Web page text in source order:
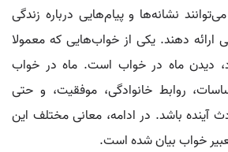
نشانه‌ها و پیام‌هایی درباره زندگی
ارائه دهند. یکی از خواب‌هایی که معمولا
دیدن ماه در خواب است. ماه در خواب
روابط خانوادگی، موفقیت، و حتی
آینده باشد. در ادامه، معانی مختلف این
خواب بیان شده است.